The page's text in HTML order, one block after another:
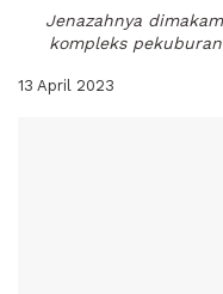
Jenazahnya
kompleks
13 April 2023